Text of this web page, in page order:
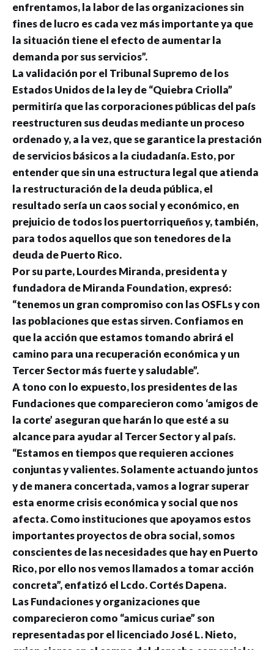
enfrentamos, la labor de las organizaciones sin
fines de lucro es cada vez más importante ya que
la situación tiene el efecto de aumentar la
demanda por sus servicios”.
La validación por el Tribunal Supremo de los
Estados Unidos de la ley de “Quiebra Criolla”
permitiría que las corporaciones públicas del país
reestructuren sus deudas mediante un proceso
ordenado y, a la vez, que se garantice la prestación
de servicios básicos a la ciudadanía. Esto, por
entender que sin una estructura legal que atienda
la restructuración de la deuda pública, el
resultado sería un caos social y económico, en
prejuicio de todos los puertorriqueños y, también,
para todos aquellos que son tenedores de la
deuda de Puerto Rico.
Por su parte, Lourdes Miranda, presidenta y
fundadora de Miranda Foundation, expresó:
“tenemos un gran compromiso con las OSFLs y con
las poblaciones que estas sirven. Confiamos en
que la acción que estamos tomando abrirá el
camino para una recuperación económica y un
Tercer Sector más fuerte y saludable”.
A tono con lo expuesto, los presidentes de las
Fundaciones que comparecieron como ‘amigos de
la corte’ aseguran que harán lo que esté a su
alcance para ayudar al Tercer Sector y al país.
“Estamos en tiempos que requieren acciones
conjuntas y valientes. Solamente actuando juntos
y de manera concertada, vamos a lograr superar
esta enorme crisis económica y social que nos
afecta. Como instituciones que apoyamos estos
importantes proyectos de obra social, somos
conscientes de las necesidades que hay en Puerto
Rico, por ello nos vemos llamados a tomar acción
concreta”, enfatizó el Lcdo. Cortés Dapena.
Las Fundaciones y organizaciones que
comparecieron como “amicus curiae” son
representadas por el licenciado José L. Nieto,